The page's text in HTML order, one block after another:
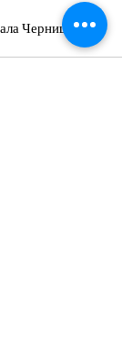
Черниш Ю.П.